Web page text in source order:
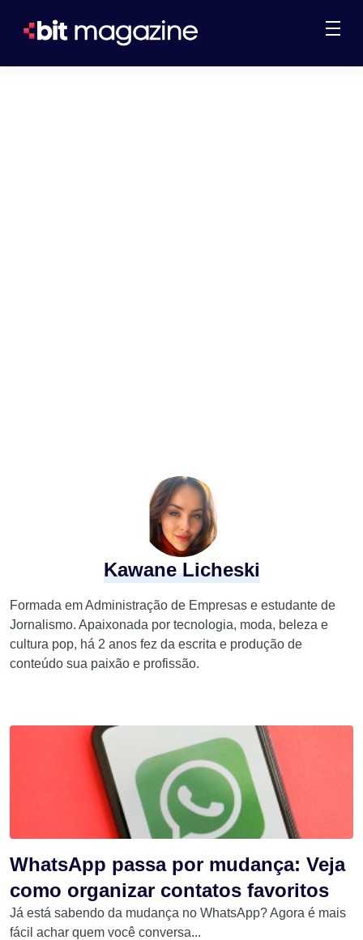
Kawane Licheski
Formada em Administração de Empresas e estudante de
Jornalismo. Apaixonada por tecnologia, moda, beleza e
cultura pop, há 2 anos fez da escrita e produção de
conteúdo sua paixão e profissão.
WhatsApp passa por mudança: Veja
como organizar contatos favoritos
Já está sabendo da mudança no WhatsApp? Agora é mais
fácil achar quem você conversa...